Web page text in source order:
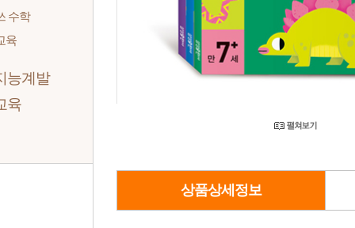
수학
육
능계발
육
상품상세정보